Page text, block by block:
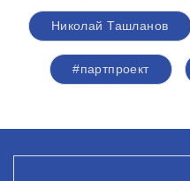
Николай Ташланов
#партпроект